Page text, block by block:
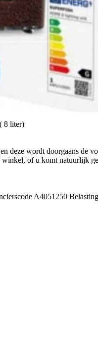
8 liter)
deze wordt doorgaans de
of u komt natuurlijk
A4051250